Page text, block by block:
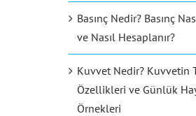
Basınç Nedir? Basınç
ve Nasıl Hesaplanır?
Kuvvet Nedir? Kuvvetin
Özellikleri ve Günlük
Örnekleri